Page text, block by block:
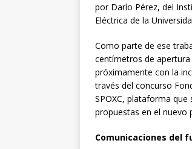
por Darío Pérez, del
Eléctrica de la
Como parte de ese
centímetros de apertura
próximamente con la
través del concurso
SPOXC, plataforma
propuestas en el nuevo
Comunicaciones del